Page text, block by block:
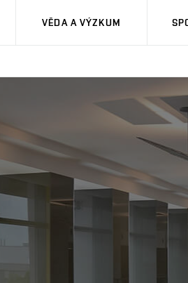
VĚDA A VÝZKUM